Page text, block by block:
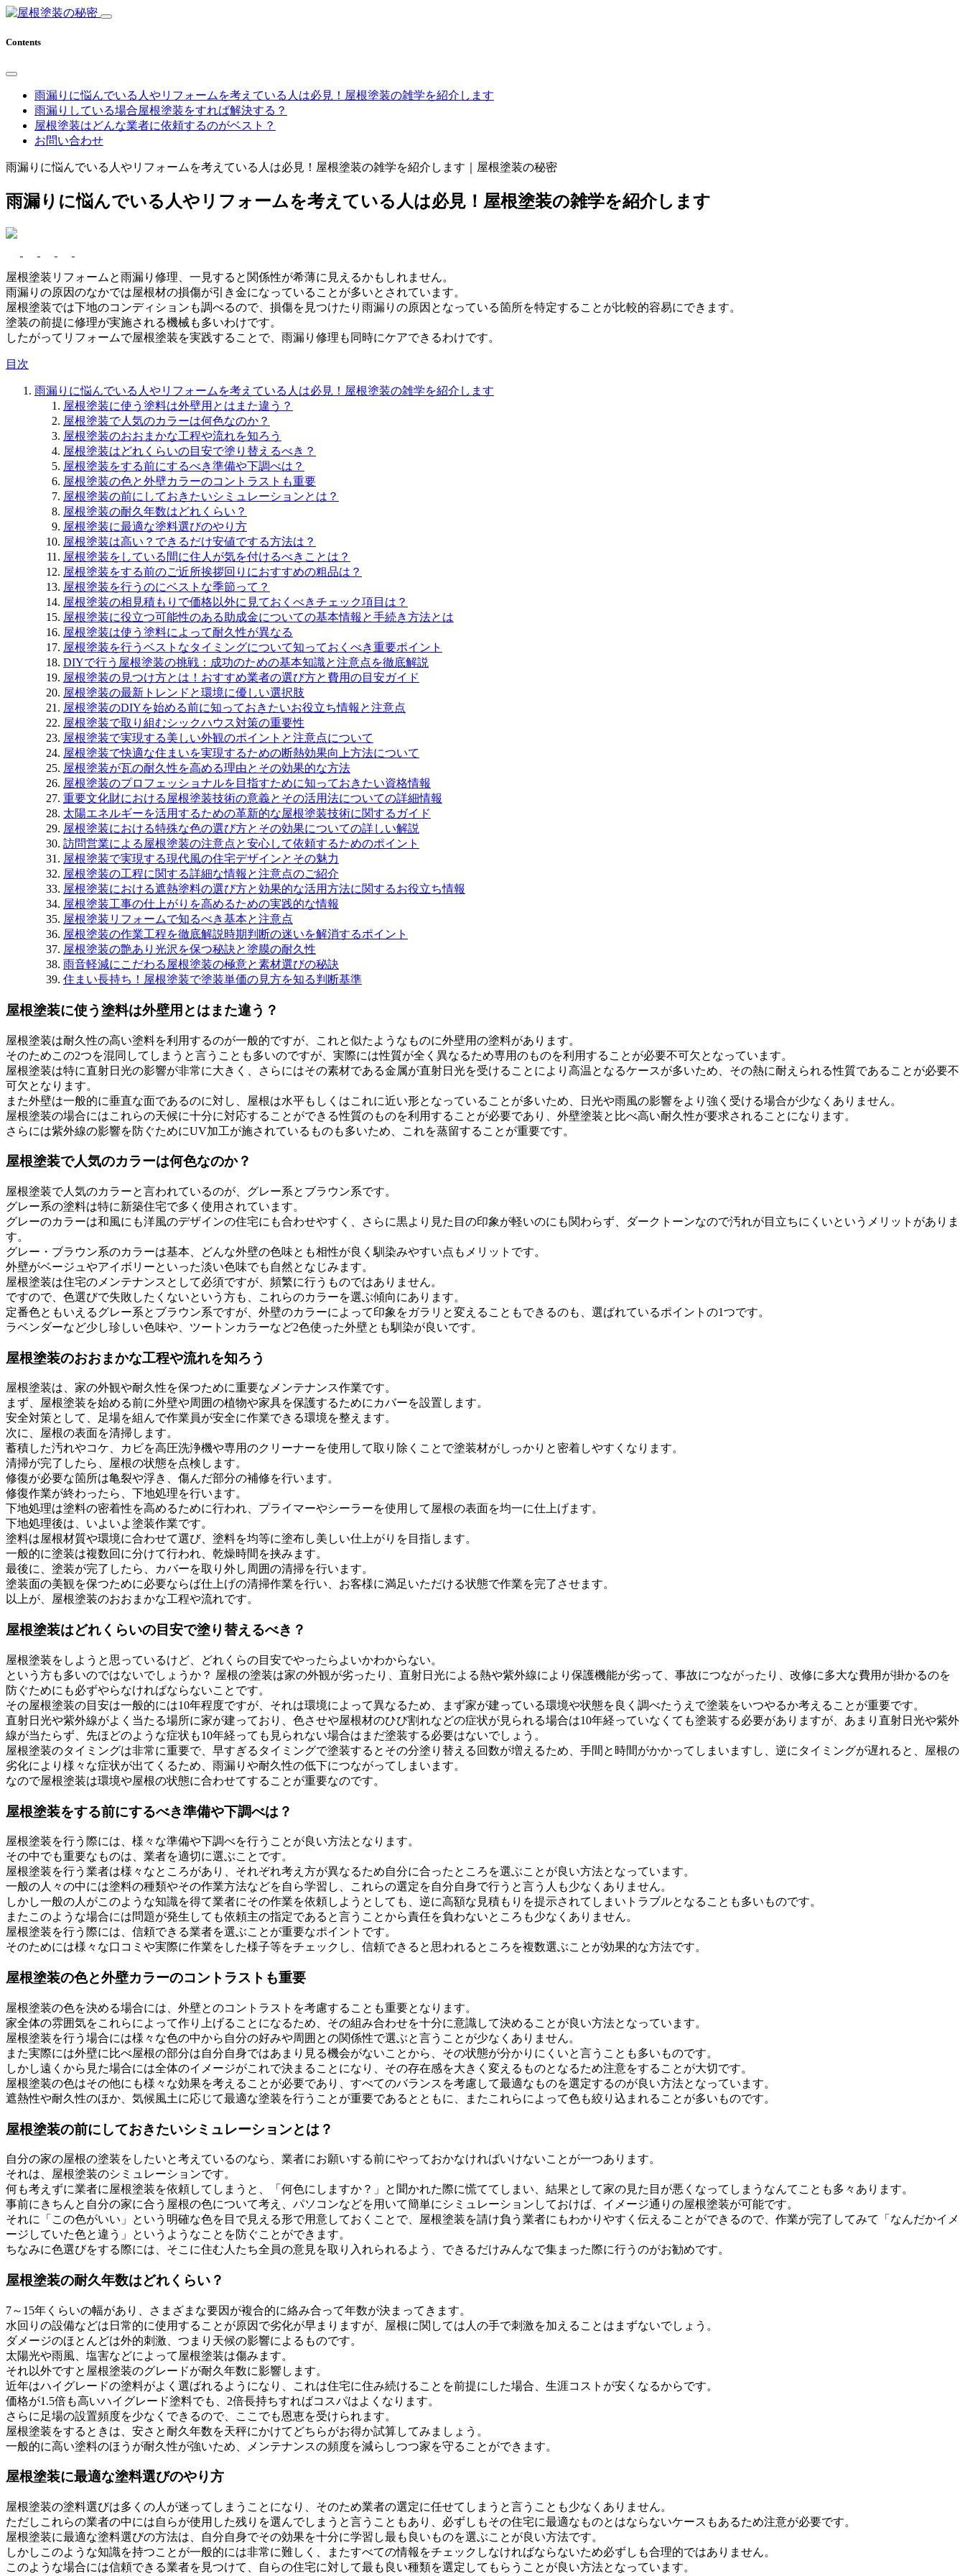
Contents
雨漏りに悩んでいる人やリフォームを考えている人は必見！屋根塗装の雑学を紹介します
雨漏りしている場合屋根塗装をすれば解決する？
屋根塗装はどんな業者に依頼するのがベスト？
お問い合わせ
雨漏りに悩んでいる人やリフォームを考えている人は必見！屋根塗装の雑学を紹介します｜屋根塗装の秘密
雨漏りに悩んでいる人やリフォームを考えている人は必見！屋根塗装の雑学を紹介します
屋根塗装リフォームと雨漏り修理、一見すると関係性が希薄に見えるかもしれません。
雨漏りの原因のなかでは屋根材の損傷が引き金になっていることが多いとされています。
屋根塗装では下地のコンディションも調べるので、損傷を見つけたり雨漏りの原因となっている箇所を特定することが比較的容易にできます。
塗装の前提に修理が実施される機械も多いわけです。
したがってリフォームで屋根塗装を実践することで、雨漏り修理も同時にケアできるわけです。
目次
雨漏りに悩んでいる人やリフォームを考えている人は必見！屋根塗装の雑学を紹介します
屋根塗装に使う塗料は外壁用とはまた違う？
屋根塗装で人気のカラーは何色なのか？
屋根塗装のおおまかな工程や流れを知ろう
屋根塗装はどれくらいの目安で塗り替えるべき？
屋根塗装をする前にするべき準備や下調べは？
屋根塗装の色と外壁カラーのコントラストも重要
屋根塗装の前にしておきたいシミュレーションとは？
屋根塗装の耐久年数はどれくらい？
屋根塗装に最適な塗料選びのやり方
屋根塗装は高い？できるだけ安値でする方法は？
屋根塗装をしている間に住人が気を付けるべきことは？
屋根塗装をする前のご近所挨拶回りにおすすめの粗品は？
屋根塗装を行うのにベストな季節って？
屋根塗装の相見積もりで価格以外に見ておくべきチェック項目は？
屋根塗装に役立つ可能性のある助成金についての基本情報と手続き方法とは
屋根塗装は使う塗料によって耐久性が異なる
屋根塗装を行うベストなタイミングについて知っておくべき重要ポイント
DIYで行う屋根塗装の挑戦：成功のための基本知識と注意点を徹底解説
屋根塗装の見つけ方とは！おすすめ業者の選び方と費用の目安ガイド
屋根塗装の最新トレンドと環境に優しい選択肢
屋根塗装のDIYを始める前に知っておきたいお役立ち情報と注意点
屋根塗装で取り組むシックハウス対策の重要性
屋根塗装で実現する美しい外観のポイントと注意点について
屋根塗装で快適な住まいを実現するための断熱効果向上方法について
屋根塗装が瓦の耐久性を高める理由とその効果的な方法
屋根塗装のプロフェッショナルを目指すために知っておきたい資格情報
重要文化財における屋根塗装技術の意義とその活用法についての詳細情報
太陽エネルギーを活用するための革新的な屋根塗装技術に関するガイド
屋根塗装における特殊な色の選び方とその効果についての詳しい解説
訪問営業による屋根塗装の注意点と安心して依頼するためのポイント
屋根塗装で実現する現代風の住宅デザインとその魅力
屋根塗装の工程に関する詳細な情報と注意点のご紹介
屋根塗装における遮熱塗料の選び方と効果的な活用方法に関するお役立ち情報
屋根塗装工事の仕上がりを高めるための実践的な情報
屋根塗装リフォームで知るべき基本と注意点
屋根塗装の作業工程を徹底解説時期判断の迷いを解消するポイント
屋根塗装の艶あり光沢を保つ秘訣と塗膜の耐久性
雨音軽減にこだわる屋根塗装の極意と素材選びの秘訣
住まい長持ち！屋根塗装で塗装単価の見方を知る判断基準
屋根塗装に使う塗料は外壁用とはまた違う？
屋根塗装は耐久性の高い塗料を利用するのが一般的ですが、これと似たようなものに外壁用の塗料があります。
そのためこの2つを混同してしまうと言うことも多いのですが、実際には性質が全く異なるため専用のものを利用することが必要不可欠となっています。
屋根塗装は特に直射日光の影響が非常に大きく、さらにはその素材である金属が直射日光を受けることにより高温となるケースが多いため、その熱に耐えられる性質であることが必要不
可欠となります。
また外壁は一般的に垂直な面であるのに対し、屋根は水平もしくはこれに近い形となっていることが多いため、日光や雨風の影響をより強く受ける場合が少なくありません。
屋根塗装の場合にはこれらの天候に十分に対応することができる性質のものを利用することが必要であり、外壁塗装と比べ高い耐久性が要求されることになります。
さらには紫外線の影響を防ぐためにUV加工が施されているものも多いため、これを蒸留することが重要です。
屋根塗装で人気のカラーは何色なのか？
屋根塗装で人気のカラーと言われているのが、グレー系とブラウン系です。
グレー系の塗料は特に新築住宅で多く使用されています。
グレーのカラーは和風にも洋風のデザインの住宅にも合わせやすく、さらに黒より見た目の印象が軽いのにも関わらず、ダークトーンなので汚れが目立ちにくいというメリットがありま
す。
グレー・ブラウン系のカラーは基本、どんな外壁の色味とも相性が良く馴染みやすい点もメリットです。
外壁がベージュやアイボリーといった淡い色味でも自然となじみます。
屋根塗装は住宅のメンテナンスとして必須ですが、頻繁に行うものではありません。
ですので、色選びで失敗したくないという方も、これらのカラーを選ぶ傾向にあります。
定番色ともいえるグレー系とブラウン系ですが、外壁のカラーによって印象をガラリと変えることもできるのも、選ばれているポイントの1つです。
ラベンダーなど少し珍しい色味や、ツートンカラーなど2色使った外壁とも馴染が良いです。
屋根塗装のおおまかな工程や流れを知ろう
屋根塗装は、家の外観や耐久性を保つために重要なメンテナンス作業です。
まず、屋根塗装を始める前に外壁や周囲の植物や家具を保護するためにカバーを設置します。
安全対策として、足場を組んで作業員が安全に作業できる環境を整えます。
次に、屋根の表面を清掃します。
蓄積した汚れやコケ、カビを高圧洗浄機や専用のクリーナーを使用して取り除くことで塗装材がしっかりと密着しやすくなります。
清掃が完了したら、屋根の状態を点検します。
修復が必要な箇所は亀裂や浮き、傷んだ部分の補修を行います。
修復作業が終わったら、下地処理を行います。
下地処理は塗料の密着性を高めるために行われ、プライマーやシーラーを使用して屋根の表面を均一に仕上げます。
下地処理後は、いよいよ塗装作業です。
塗料は屋根材質や環境に合わせて選び、塗料を均等に塗布し美しい仕上がりを目指します。
一般的に塗装は複数回に分けて行われ、乾燥時間を挟みます。
最後に、塗装が完了したら、カバーを取り外し周囲の清掃を行います。
塗装面の美観を保つために必要ならば仕上げの清掃作業を行い、お客様に満足いただける状態で作業を完了させます。
以上が、屋根塗装のおおまかな工程や流れです。
屋根塗装はどれくらいの目安で塗り替えるべき？
屋根塗装をしようと思っているけど、どれくらの目安でやったらよいかわからない。
という方も多いのではないでしょうか？ 屋根の塗装は家の外観が劣ったり、直射日光による熱や紫外線により保護機能が劣って、事故につながったり、改修に多大な費用が掛かるのを
防ぐためにも必ずやらなければならないことです。
その屋根塗装の目安は一般的には10年程度ですが、それは環境によって異なるため、まず家が建っている環境や状態を良く調べたうえで塗装をいつやるか考えることが重要です。
直射日光や紫外線がよく当たる場所に家が建っており、色させや屋根材のひび割れなどの症状が見られる場合は10年経っていなくても塗装する必要がありますが、あまり直射日光や紫外
線が当たらず、先ほどのような症状も10年経っても見られない場合はまだ塗装する必要はないでしょう。
屋根塗装のタイミングは非常に重要で、早すぎるタイミングで塗装するとその分塗り替える回数が増えるため、手間と時間がかかってしまいますし、逆にタイミングが遅れると、屋根の
劣化により様々な症状が出てくるため、雨漏りや耐久性の低下につながってしまいます。
なので屋根塗装は環境や屋根の状態に合わせてすることが重要なのです。
屋根塗装をする前にするべき準備や下調べは？
屋根塗装を行う際には、様々な準備や下調べを行うことが良い方法となります。
その中でも重要なものは、業者を適切に選ぶことです。
屋根塗装を行う業者は様々なところがあり、それぞれ考え方が異なるため自分に合ったところを選ぶことが良い方法となっています。
一般の人々の中には塗料の種類やその作業方法などを自ら学習し、これらの選定を自分自身で行うと言う人も少なくありません。
しかし一般の人がこのような知識を得て業者にその作業を依頼しようとしても、逆に高額な見積もりを提示されてしまいトラブルとなることも多いものです。
またこのような場合には問題が発生しても依頼主の指定であると言うことから責任を負わないところも少なくありません。
屋根塗装を行う際には、信頼できる業者を選ぶことが重要なポイントです。
そのためには様々な口コミや実際に作業をした様子等をチェックし、信頼できると思われるところを複数選ぶことが効果的な方法です。
屋根塗装の色と外壁カラーのコントラストも重要
屋根塗装の色を決める場合には、外壁とのコントラストを考慮することも重要となります。
家全体の雰囲気をこれらによって作り上げることになるため、その組み合わせを十分に意識して決めることが良い方法となっています。
屋根塗装を行う場合には様々な色の中から自分の好みや周囲との関係性で選ぶと言うことが少なくありません。
また実際には外壁に比べ屋根の部分は自分自身ではあまり見る機会がないことから、その状態が分かりにくいと言うことも多いものです。
しかし遠くから見た場合には全体のイメージがこれで決まることになり、その存在感を大きく変えるものとなるため注意をすることが大切です。
屋根塗装の色はその他にも様々な効果を考えることが必要であり、すべてのバランスを考慮して最適なものを選定するのが良い方法となっています。
遮熱性や耐久性のほか、気候風土に応じて最適な塗装を行うことが重要であるとともに、またこれらによって色も絞り込まれることが多いものです。
屋根塗装の前にしておきたいシミュレーションとは？
自分の家の屋根の塗装をしたいと考えているのなら、業者にお願いする前にやっておかなければいけないことが一つあります。
それは、屋根塗装のシミュレーションです。
何も考えずに業者に屋根塗装を依頼してしまうと、「何色にしますか？」と聞かれた際に慌ててしまい、結果として家の見た目が悪くなってしまうなんてことも多々あります。
事前にきちんと自分の家に合う屋根の色について考え、パソコンなどを用いて簡単にシミュレーションしておけば、イメージ通りの屋根塗装が可能です。
それに「この色がいい」という明確な色を目で見える形で用意しておくことで、屋根塗装を請け負う業者にもわかりやすく伝えることができるので、作業が完了してみて「なんだかイメ
ージしていた色と違う」というようなことを防ぐことができます。
ちなみに色選びをする際には、そこに住む人たち全員の意見を取り入れられるよう、できるだけみんなで集まった際に行うのがお勧めです。
屋根塗装の耐久年数はどれくらい？
7～15年くらいの幅があり、さまざまな要因が複合的に絡み合って年数が決まってきます。
水回りの設備などは日常的に使用することが原因で劣化が早まりますが、屋根に関しては人の手で刺激を加えることはまずないでしょう。
ダメージのほとんどは外的刺激、つまり天候の影響によるものです。
太陽光や雨風、塩害などによって屋根塗装は傷みます。
それ以外ですと屋根塗装のグレードが耐久年数に影響します。
近年はハイグレードの塗料がよく選ばれるようになり、これは住宅に住み続けることを前提にした場合、生涯コストが安くなるからです。
価格が1.5倍も高いハイグレード塗料でも、2倍長持ちすればコスパはよくなります。
さらに足場の設置頻度を少なくできるので、ここでも恩恵を受けられます。
屋根塗装をするときは、安さと耐久年数を天秤にかけてどちらがお得か試算してみましょう。
一般的に高い塗料のほうが耐久性が強いため、メンテナンスの頻度を減らしつつ家を守ることができます。
屋根塗装に最適な塗料選びのやり方
屋根塗装の塗料選びは多くの人が迷ってしまうことになり、そのため業者の選定に任せてしまうと言うことも少なくありません。
ただしこれらの業者の中には自らが使用した残りを選んでしまうと言うこともあり、必ずしもその住宅に最適なものとはならないケースもあるため注意が必要です。
屋根塗装に最適な塗料選びの方法は、自分自身でその効果を十分に学習し最も良いものを選ぶことが良い方法です。
しかしこのような知識を持つことが一般的には非常に難しく、またすべての情報をチェックしなければならないため必ずしも合理的ではありません。
このような場合には信頼できる業者を見つけて、自らの住宅に対して最も良い種類を選定してもらうことが良い方法となっています。